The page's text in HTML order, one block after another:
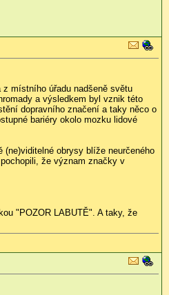
místního úřadu nadšeně světu
a výsledkem byl vznik této
dopravního značení a taky něco o
bariéry okolo mozku lidové
obrysy blíže neurčeného
že význam značky v
"POZOR LABUTĚ". A taky, že